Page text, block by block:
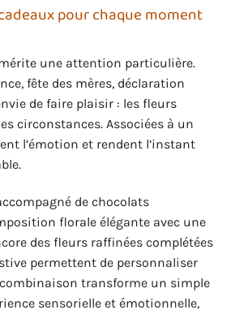
pour chaque moment
une attention particulière.
fête des mères, déclaration
de faire plaisir : les fleurs
circonstances. Associées à un
l’émotion et rendent l’instant
de chocolats
florale élégante avec une
des fleurs raffinées complétées
permettent de personnaliser
transforme un simple
sensorielle et émotionnelle,